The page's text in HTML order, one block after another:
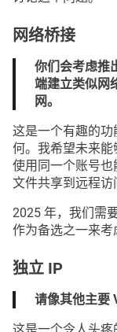
网络桥接
你们会考虑推
端建立类似网
网。
这是一个有趣的
何。我希望未来
使用同一个账号
文件共享到远程访
2025 年，我们需
作为备选之一来考
独立 IP
请像其他主要